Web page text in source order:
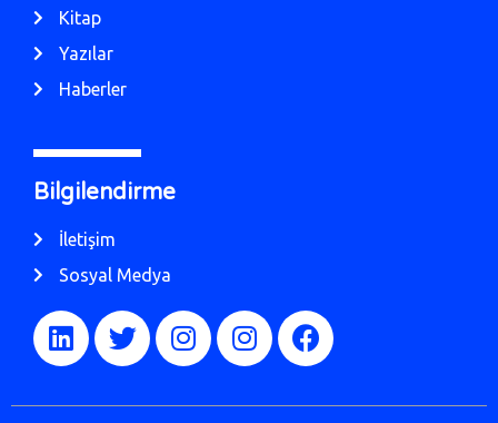
Kitap
Yazılar
Haberler
Bilgilendirme
İletişim
Sosyal Medya